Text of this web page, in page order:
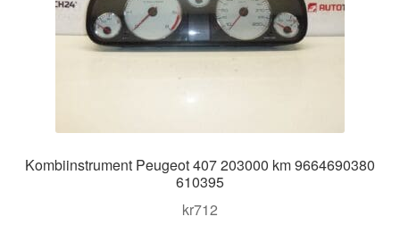
Kombiinstrument Peugeot 407 203000 km 9664690380
610395
kr712